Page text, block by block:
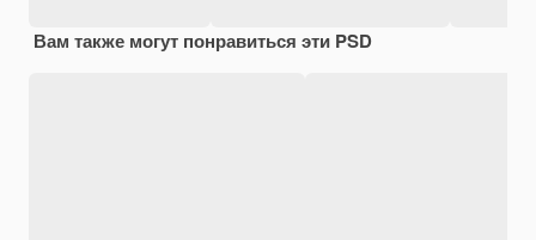
Вам также могут понравиться эти PSD